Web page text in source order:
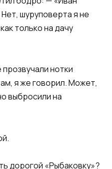
шуруповерта я не
только на дачу
нотки
я же говорил. Может,
выбросили на
дорогой «Рыбаковку»?